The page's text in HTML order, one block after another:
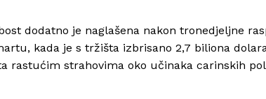
dodatno je naglašena nakon tronedjeljne
kada je s tržišta izbrisano 2,7 biliona
rastućim strahovima oko učinaka carinskih